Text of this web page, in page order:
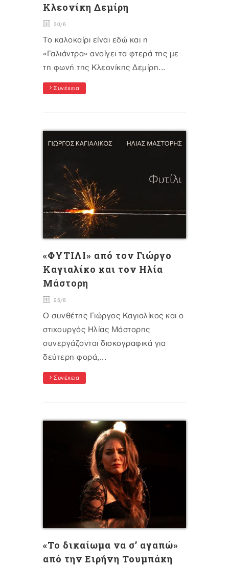
Κλεονίκη Δεμίρη
30/6
Το καλοκαίρι είναι εδώ και η
«Γαλιάντρα» ανοίγει τα φτερά της με
τη φωνή της Κλεονίκης Δεμίρη...
Συνέχεια
«ΦΥΤΙΛΙ» από τον Γιώργο
Καγιαλίκο και τον Ηλία
Μάστορη
25/6
Ο συνθέτης Γιώργος Καγιαλίκος και ο
στιχουργός Ηλίας Μάστορης
συνεργάζονται δισκογραφικά για
δεύτερη φορά,...
Συνέχεια
«Το δικαίωμα να σ’ αγαπώ»
από την Ειρήνη Τουμπάκη